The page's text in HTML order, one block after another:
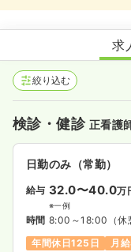
ハイ求
絞り込む
検診・健診 正看護
日勤のみ（常勤）
給与 32.0〜40.0万
※一例
時間 8:00～18:00 （
年間休日125日
月